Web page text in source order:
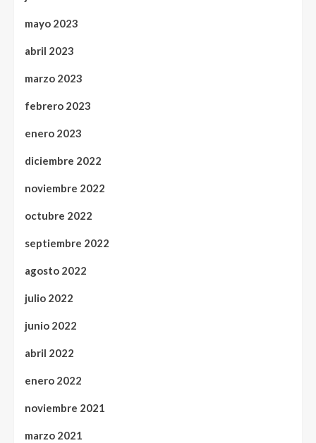
mayo 2023
abril 2023
marzo 2023
febrero 2023
enero 2023
diciembre 2022
noviembre 2022
octubre 2022
septiembre 2022
agosto 2022
julio 2022
junio 2022
abril 2022
enero 2022
noviembre 2021
marzo 2021